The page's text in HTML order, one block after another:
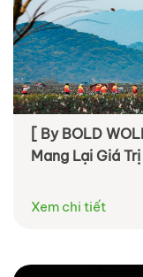
[ By BOLD WOLF ] Teambuilding Adventure
Mang Lại Giá
Xem chi tiết